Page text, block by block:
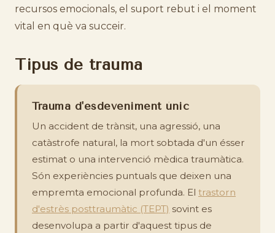
recursos emocionals, el suport rebut i el moment
vital en què va succeir.
Tipus de trauma
Trauma d'esdeveniment únic
Un accident de trànsit, una agressió, una
catàstrofe natural, la mort sobtada d'un ésser
estimat o una intervenció mèdica traumàtica.
Són experiències puntuals que deixen una
empremta emocional profunda. El trastorn
d'estrès posttraumàtic (TEPT) sovint es
desenvolupa a partir d'aquest tipus de